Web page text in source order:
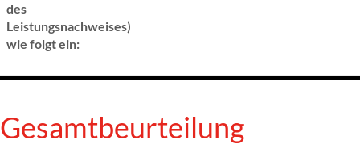
des
Leistungsnachweises)
wie folgt ein:
Gesamtbeurteilung